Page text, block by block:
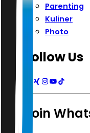
Parenting
Kuliner
Photo
Follow Us
Join